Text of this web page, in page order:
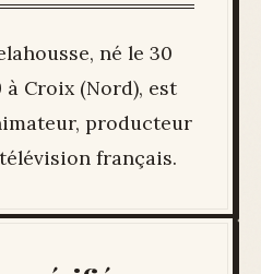
né le 30
à Croix (Nord), est
producteur
français.